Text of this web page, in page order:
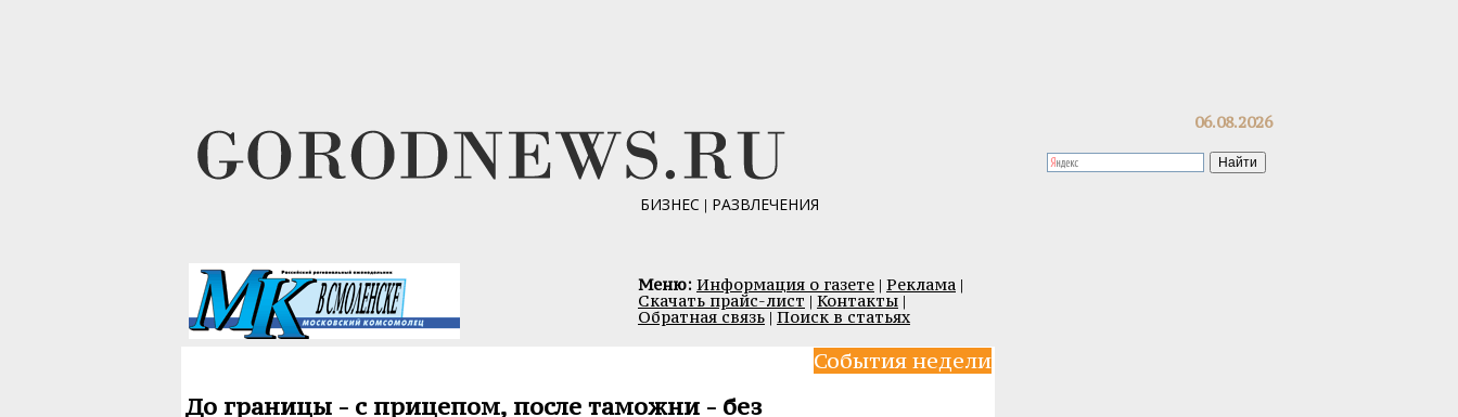
06.08.2026
БИЗНЕС | РАЗВЛЕЧЕНИЯ
Меню: Информация о газете | Реклама |
Скачать прайс-лист | Контакты |
Обратная связь | Поиск в статьях
События недели
До границы - с прицепом, после таможни - без